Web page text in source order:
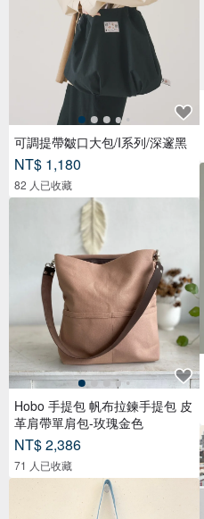
可調提帶皺口大包/I系列/深邃黑
NT$ 1,180
82 人已收藏
Hobo 手提包 帆布拉鍊手提包 皮
革肩帶單肩包-玫瑰金色
NT$ 2,386
71 人已收藏